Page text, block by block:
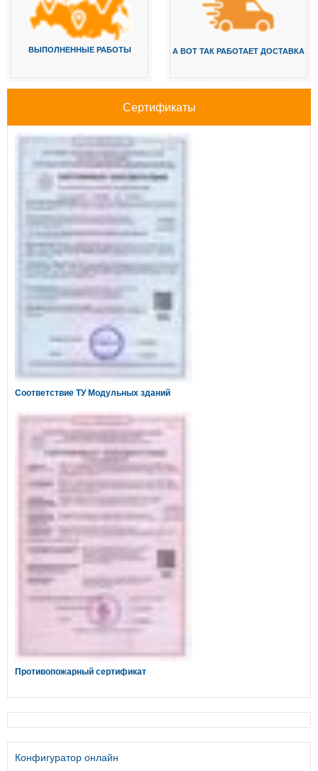
ВЫПОЛНЕННЫЕ РАБОТЫ А ВОТ ТАК РАБОТАЕТ ДОСТАВКА
Сертификаты
Соответствие ТУ Модульных зданий
Противопожарный сертификат
Конфигуратор онлайн